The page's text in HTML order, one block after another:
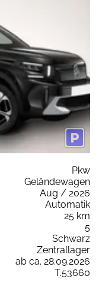
Pkw
Geländewagen
Aug / 2026
Automatik
25 km
5
Schwarz
Zentrallager
ab ca. 28.09.2026
T.53660